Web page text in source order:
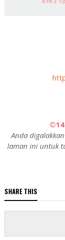
Anda
laman ini untuk
SHARE THIS